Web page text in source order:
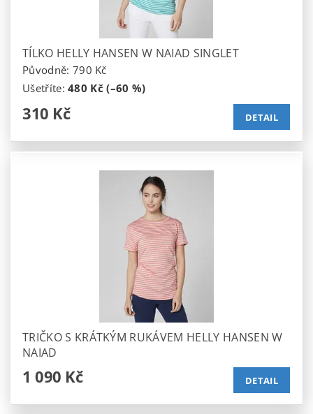
TÍLKO HELLY HANSEN W NAIAD SINGLET
Původně: 790 Kč
Ušetříte:480 Kč (–60 %)
310 Kč DETAIL
TRIČKO S KRÁTKÝM RUKÁVEM HELLY HANSEN W
NAIAD
1 090 Kč DETAIL